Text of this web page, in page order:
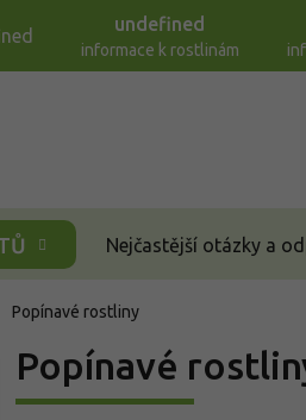
undefined
informace k rostlinám
Nejčastější otázky a
Popínavé rostliny
Popínavé